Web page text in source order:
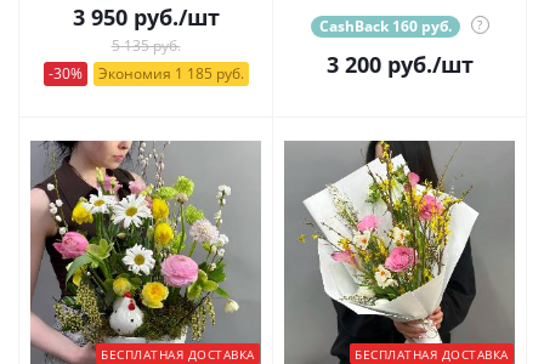
3 950руб./шт
5 135 руб.
-30%
Экономия 1 185 руб.
CashBack 160 руб. ?
3 200руб./шт
БЕСПЛАТНАЯ ДОСТАВКА БЕСПЛАТНАЯ ДОСТАВКА